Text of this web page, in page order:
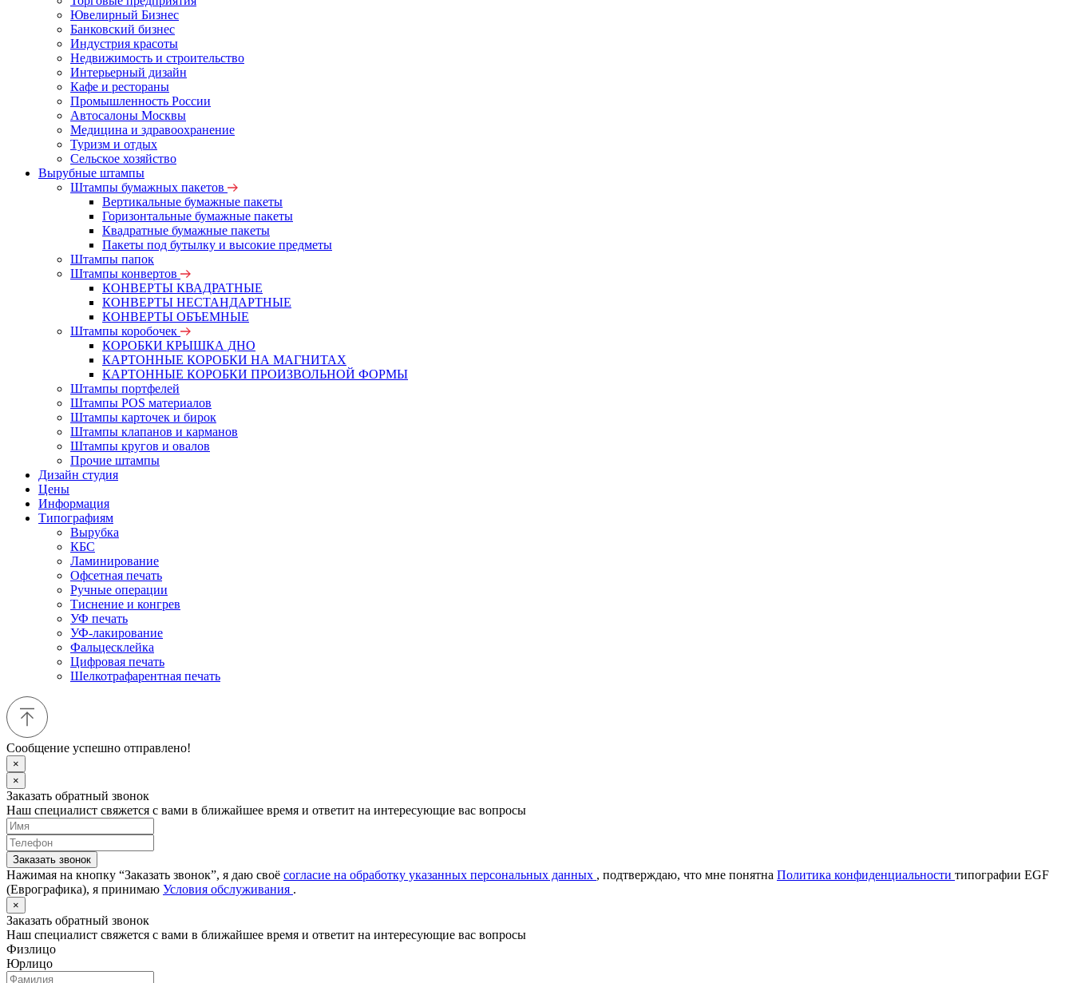
Ювелирный Бизнес
Банковский бизнес
Индустрия красоты
Недвижимость и строительство
Интерьерный дизайн
Кафе и рестораны
Промышленность России
Автосалоны Москвы
Медицина и здравоохранение
Туризм и отдых
Сельское хозяйство
Вырубные штампы
Штампы бумажных пакетов
Вертикальные бумажные пакеты
Горизонтальные бумажные пакеты
Квадратные бумажные пакеты
Пакеты под бутылку и высокие предметы
Штампы папок
Штампы конвертов
КОНВЕРТЫ КВАДРАТНЫЕ
КОНВЕРТЫ НЕСТАНДАРТНЫЕ
КОНВЕРТЫ ОБЪЕМНЫЕ
Штампы коробочек
КОРОБКИ КРЫШКА ДНО
КАРТОННЫЕ КОРОБКИ НА МАГНИТАХ
КАРТОННЫЕ КОРОБКИ ПРОИЗВОЛЬНОЙ ФОРМЫ
Штампы портфелей
Штампы POS материалов
Штампы карточек и бирок
Штампы клапанов и карманов
Штампы кругов и овалов
Прочие штампы
Дизайн студия
Цены
Информация
Типографиям
Вырубка
КБС
Ламинирование
Офсетная печать
Ручные операции
Тиснение и конгрев
УФ печать
УФ-лакирование
Фальцесклейка
Цифровая печать
Шелкотрафарентная печать
Сообщение успешно отправлено!
×
×
Заказать обратный звонок
Наш специалист свяжется с вами в ближайшее время и ответит на интересующие вас вопросы
Заказать звонок
Нажимая на кнопку “Заказать звонок”, я даю своё согласие на обработку указанных персональных данных , подтверждаю, что мне понятна Политика конфиденциальности типографии EGF
(Еврографика), я принимаю Условия обслуживания .
×
Заказать обратный звонок
Наш специалист свяжется с вами в ближайшее время и ответит на интересующие вас вопросы
Физлицо
Юрлицо